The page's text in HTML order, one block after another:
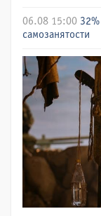
06.08 15:00
самозанятости